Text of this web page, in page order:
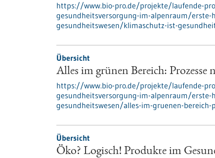
https://www.bio-pro.de/projekte/laufende-
gesundheitsversorgung-im-alpenraum/erste-
gesundheitswesen/klimaschutz-ist-
Übersicht
Alles im grünen Bereich: Prozesse
https://www.bio-pro.de/projekte/laufende-
gesundheitsversorgung-im-alpenraum/erste-
gesundheitswesen/alles-im-gruenen-bereich-
Übersicht
Öko? Logisch! Produkte im